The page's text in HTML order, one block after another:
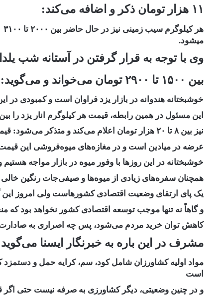
۱۱ هزار تومان ذکر و اضافه می‌کند:
می‎شود.
وی با توجه به قرار گرفتن در آستانه شب
بین ۱۵۰۰ تا ۲۹۰۰ تومان می‌خواند و می‌گوید:
خوشبختانه هندوانه در بازار یزد فراوان است و کمبودی در
این مسئول در همین رابطه، قیمت هر کیلوگرم انار یزد را بین ۵ تا ۱۰ هزار تومان و هر کیلوگرم انار شیراز را
نیز بین ۸ تا ۲۰ هزار تومان اعلام می‌کند و متذکر می‌شود: قیمت‌های اعلام شده مربوط به
عرضه در میادین است و در مغازه‌های میوه‌فروشی این قیمت‌ها تا ۳۰ درصد افزایش
خوشبختانه در این روزها با وفور میوه در بازار مواجه هستیم
همچنان سفره‌های زیادی از میوه‌ها و صیفی‌جات رنگین
یک پای ارتقای وضعیت اقتصادی کشورهاست ولی امروز
و گاهاً نه تنها موجب توسعه اقتصادی کشور نخواهد بود که
کاهش توان خرید مردم می‌شود، پس چه اصراری به صادارت
مشرف در این باره به خبرنگار ایسنا
مواد اولیه کشاورزان شامل کود، سم، کرایه حمل و دستمزد
است
و در چنین وضعیتی، دیگر کشاورزی به صرفه نیست حتی اگر